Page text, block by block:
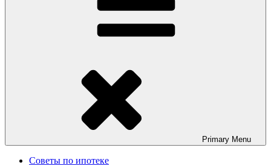
Primary Menu
Советы по ипотеке